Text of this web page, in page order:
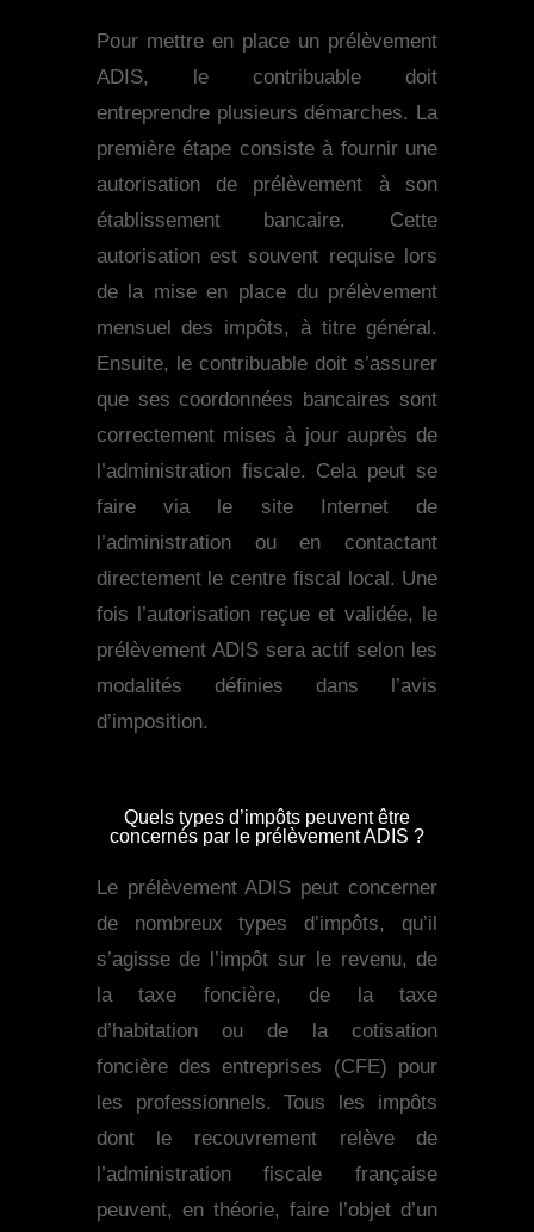
Pour mettre en place un prélèvement
ADIS, le contribuable doit
entreprendre plusieurs démarches. La
première étape consiste à fournir une
autorisation de prélèvement à son
établissement bancaire. Cette
autorisation est souvent requise lors
de la mise en place du prélèvement
mensuel des impôts, à titre général.
Ensuite, le contribuable doit s’assurer
que ses coordonnées bancaires sont
correctement mises à jour auprès de
l’administration fiscale. Cela peut se
faire via le site Internet de
l’administration ou en contactant
directement le centre fiscal local. Une
fois l’autorisation reçue et validée, le
prélèvement ADIS sera actif selon les
modalités définies dans l’avis
d’imposition.
Quels types d’impôts peuvent être
concernés par le prélèvement ADIS ?
Le prélèvement ADIS peut concerner
de nombreux types d’impôts, qu’il
s’agisse de l’impôt sur le revenu, de
la taxe foncière, de la taxe
d’habitation ou de la cotisation
foncière des entreprises (CFE) pour
les professionnels. Tous les impôts
dont le recouvrement relève de
l’administration fiscale française
peuvent, en théorie, faire l’objet d’un